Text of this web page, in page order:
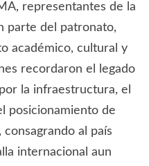
representantes de la
parte del patronato,
académico, cultural y
recordaron el legado
la infraestructura, el
posicionamiento de
al país
internacional aun